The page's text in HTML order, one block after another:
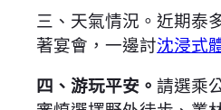
三、天氣情況。近期泰
著宴會，一邊討沈浸式
四、游玩平安。 請選乘